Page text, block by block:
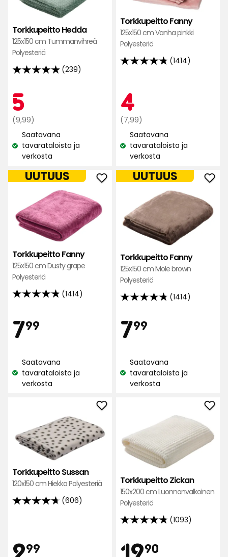
Torkkupeitto Hedda
125x150 cm Tummanvihreä
Polyesteriä
(239)
4.9
5:stä,
239
arvostelun
perusteella
5
€
Normaali
hinta
9,99
€
(9,99)
Katso
saatavuus:
Saatavana
tavarataloista ja
verkosta
Torkkupeitto Fanny
125x150 cm Vanha pinkki
Polyesteriä
(1414)
4.8
5:stä,
1414
arvostelun
perusteella
4
€
Normaali
hinta
7,99
€
(7,99)
Katso
saatavuus:
Saatavana
tavarataloista ja
verkosta
Torkkupeitto Fanny
125x150 cm Dusty grape
Polyesteriä
(1414)
4.8
5:stä,
1414
perusteella
Hinta
799
€
UUTUUS
Katso
saatavuus:
Saatavana
tavarataloista ja
verkosta
Lisää
Torkkupeitto
Fanny
suosikkeihin
Torkkupeitto Fanny
125x150 cm Mole brown
Polyesteriä
(1414)
4.8
5:stä,
1414
perusteella
799
€
UUTUUS
Katso
saatavuus:
Saatavana
tavarataloista ja
verkosta
Torkkupeitto Sussan
120x150 cm Hiekka Polyesteriä
(606)
4.7
606
Hinta
299
Lisää
Torkkupeitto
Sussan
suosikkeihin
Torkkupeitto Zickan
150x200 cm Luonnonvalkoinen
Polyesteriä
(1093)
4.8
5:stä,
1990